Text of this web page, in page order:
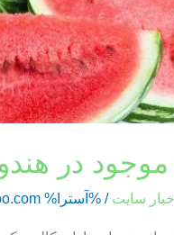
در
اخبار سایت / %آسترا%